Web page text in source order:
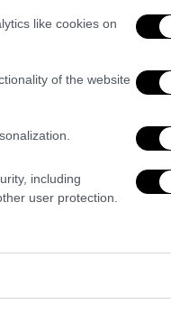
like cookies on
of the website
including
user protection.
ο